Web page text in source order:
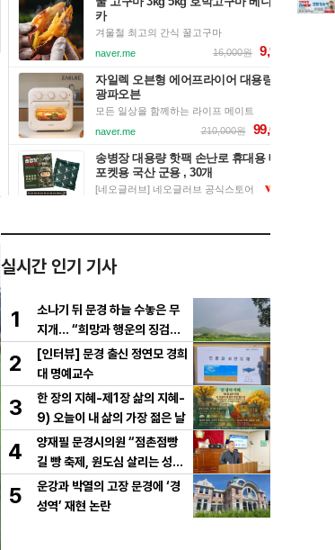
실시간 인기 기사
1
소나기 뒤 문경 하늘 수놓은 무
지개… “희망과 행운의 징검다
리”
2
[인터뷰] 문경 출신 정연모 경희
대 명예교수
3
한 장의 지혜-제1장 삶의 지혜-
9) 오늘이 내 삶의 가장 젊은 날
4
양재필 문경시의원 “점촌점빵
길 빵 축제, 원도심 살리는 성장
전략으로 키워야”
5
운강과 박열의 고장 문경에 ‘경
성역’ 재현 논란